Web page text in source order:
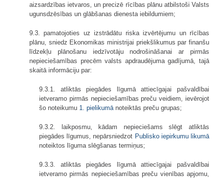
aizsardzības ietvaros, un precizē rīcības plānu atbilstoši Valsts
ugunsdzēsības un glābšanas dienesta iebildumiem;
9.3. pamatojoties uz izstrādātu riska izvērtējumu un rīcības
plānu, sniedz Ekonomikas ministrijai priekšlikumus par finanšu
līdzekļu plānošanu iedzīvotāju nodrošināšanai ar pirmās
nepieciešamības precēm valsts apdraudējuma gadījumā, tajā
skaitā informāciju par:
9.3.1. atliktās piegādes līgumā attiecīgajai pašvaldībai
ietveramo pirmās nepieciešamības preču veidiem, ievērojot
šo noteikumu 1. pielikumā noteiktās preču grupas;
9.3.2. laikposmu, kādam nepieciešams slēgt atliktās
piegādes līgumus, nepārsniedzot Publisko iepirkumu likumā
noteiktos līguma slēgšanas termiņus;
9.3.3. atliktās piegādes līgumā attiecīgajai pašvaldībai
ietveramo pirmās nepieciešamības preču vienības apjomu,